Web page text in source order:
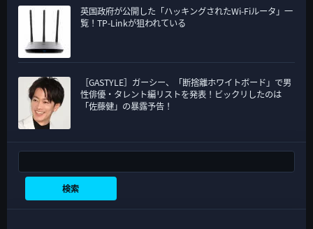
英国政府が公開した「ハッキングされたWi-Fiルータ」一
覧！TP-Linkが狙われている
［GASTYLE］ガーシー、「断捨離ホワイトボード」で男
性俳優・タレント編リストを発表！ビックリしたのは
「佐藤健」の暴露予告！
検索